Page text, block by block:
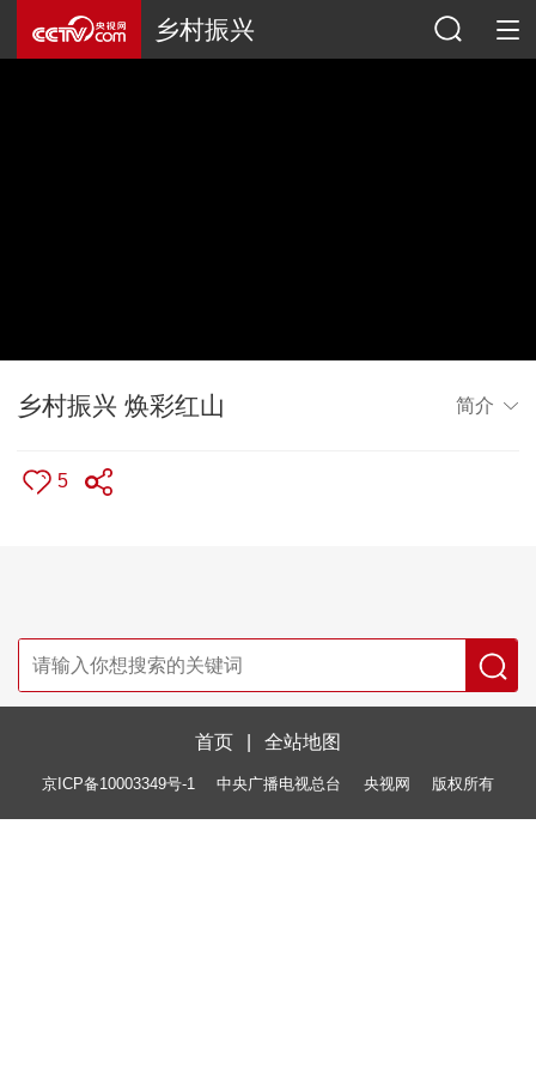
乡村振兴
乡村振兴 焕彩红山 简介
5
首页 全站地图
京ICP备10003349号-1 中央广播电视总台 央视网 版权所有